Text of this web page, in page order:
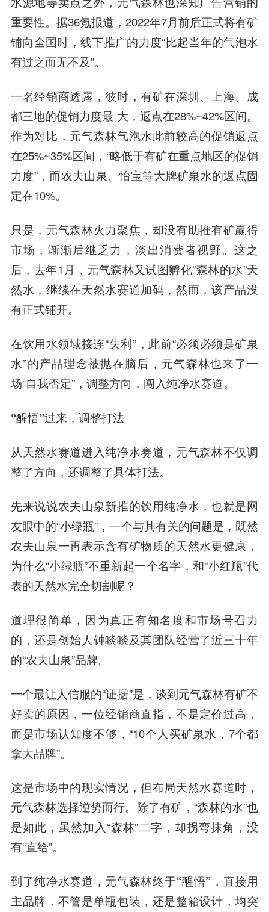
重要性。据36氪报道，2022年7月前后正式将有矿
铺向全国时，线下推广的力度“比起当年的气泡水
有过之而无不及”。
一名经销商透露，彼时，有矿在深圳、上海、成
都三地的促销力度最 大，返点在28%~42%区间。
作为对比，元气森林气泡水此前较高的促销返点
在25%~35%区间，“略低于有矿在重点地区的促销
力度”，而农夫山泉、怡宝等大牌矿泉水的返点固
定在10%。
只是，元气森林火力聚焦，却没有助推有矿赢得
市场，渐渐后继乏力，淡出消费者视野。这之
后，去年1月，元气森林又试图孵化“森林的水”天
然水，继续在天然水赛道加码，然而，该产品没
有正式铺开。
在饮用水领域接连“失利”，此前“必须必须是矿泉
水”的产品理念被抛在脑后，元气森林也来了一
场“自我否定”，调整方向，闯入纯净水赛道。
“醒悟”过来，调整打法
从天然水赛道进入纯净水赛道，元气森林不仅调
整了方向，还调整了具体打法。
先来说说农夫山泉新推的饮用纯净水，也就是网
友眼中的“小绿瓶”，一个与其有关的问题是，既然
农夫山泉一再表示含有矿物质的天然水更健康，
为什么“小绿瓶”不重新起一个名字，和“小红瓶”代
表的天然水完全切割呢？
道理很简单，因为真正有知名度和市场号召力
的，还是创始人钟睒睒及其团队经营了近三十年
的“农夫山泉”品牌。
一个最让人信服的“证据”是，谈到元气森林有矿不
好卖的原因，一位经销商直指，不是定价过高，
而是市场认知度不够，“10个人买矿泉水，7个都
拿大品牌”。
这是市场中的现实情况，但布局天然水赛道时，
元气森林选择逆势而行。除了有矿，“森林的水”也
是如此，虽然加入“森林”二字，却拐弯抹角，没
有“直给”。
到了纯净水赛道，元气森林终于“醒悟”，直接用
主品牌 ，不管是单瓶包装，还是整箱设计，均突